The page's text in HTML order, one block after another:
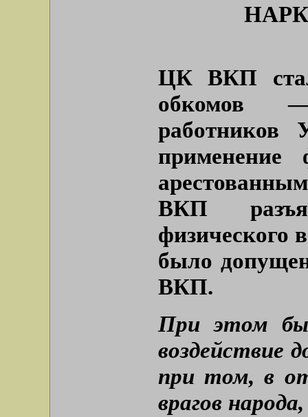
ЦК ВКП
обкомов
применение
ВКП
физического
было
ВКП.
При этом
воздействие
при том, в
врагов